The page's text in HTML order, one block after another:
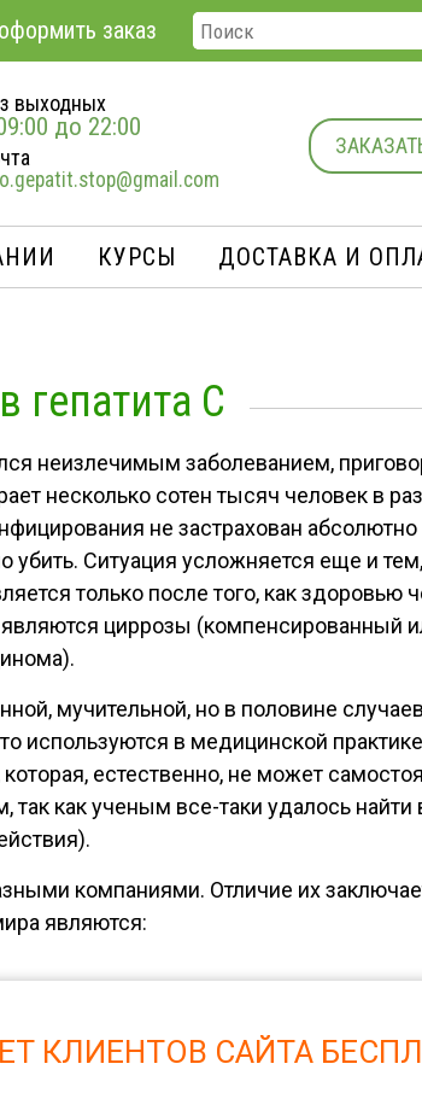
заказ
выходных
до 22:00
КУРСЫ ДОСТАВКА И
гепатита С
неизлечимым заболеванием,
несколько сотен тысяч человек в
не застрахован
Ситуация усложняется еще и
только после того, как здоровью
циррозы (компенсированный
мучительной, но в половине
используются в медицинской
естественно, не может
как ученым все-таки удалось
компаниями. Отличие их
являются:
КЛИЕНТОВ САЙТА